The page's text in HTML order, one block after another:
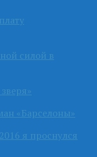
силой в
«Барселоны»
я проснулся